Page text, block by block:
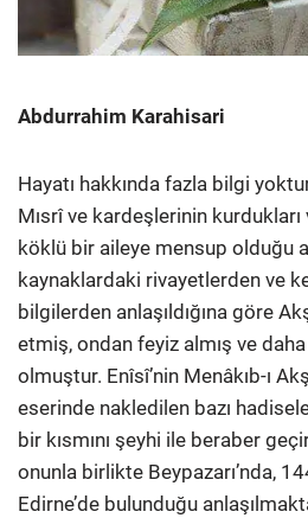
Abdurrahim Karahisari
Hayatı hakkında fazla bilgi
Mısrî ve kardeşlerinin
köklü bir aileye mensup olduğu
kaynaklardaki rivayetlerden ve
bilgilerden anlaşıldığına göre
etmiş, ondan feyiz almış ve
olmuştur. Enîsî’nin Menâkıb-ı
eserinde nakledilen bazı
bir kısmını şeyhi ile beraber
onunla birlikte Beypazarı’nda,
Edirne’de bulunduğu